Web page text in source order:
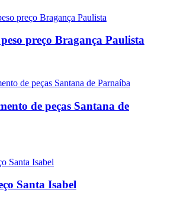
preço Bragança Paulista
de peças Santana de
Santa Isabel